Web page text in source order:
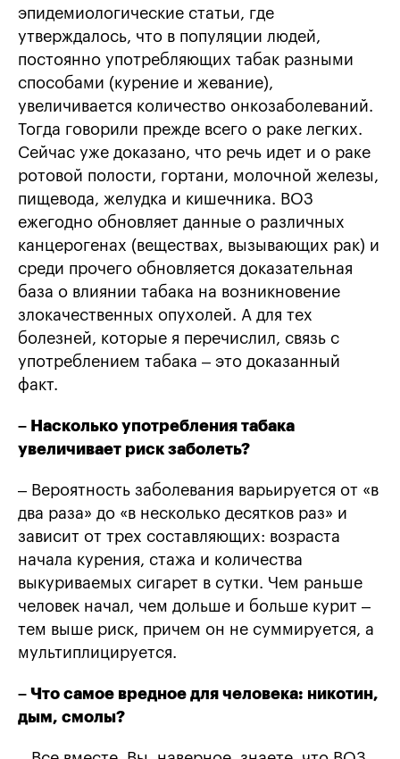
эпидемиологические статьи, где
утверждалось, что в популяции людей,
постоянно употребляющих табак разными
способами (курение и жевание),
увеличивается количество онкозаболеваний.
Тогда говорили прежде всего о раке легких.
Сейчас уже доказано, что речь идет и о раке
ротовой полости, гортани, молочной железы,
пищевода, желудка и кишечника. ВОЗ
ежегодно обновляет данные о различных
канцерогенах (веществах, вызывающих рак) и
среди прочего обновляется доказательная
база о влиянии табака на возникновение
злокачественных опухолей. А для тех
болезней, которые я перечислил, связь с
употреблением табака – это доказанный
факт.
– Насколько употребления табака
увеличивает риск заболеть?
– Вероятность заболевания варьируется от «в
два раза» до «в несколько десятков раз» и
зависит от трех составляющих: возраста
начала курения, стажа и количества
выкуриваемых сигарет в сутки. Чем раньше
человек начал, чем дольше и больше курит –
тем выше риск, причем он не суммируется, а
мультиплицируется.
– Что самое вредное для человека: никотин,
дым, смолы?